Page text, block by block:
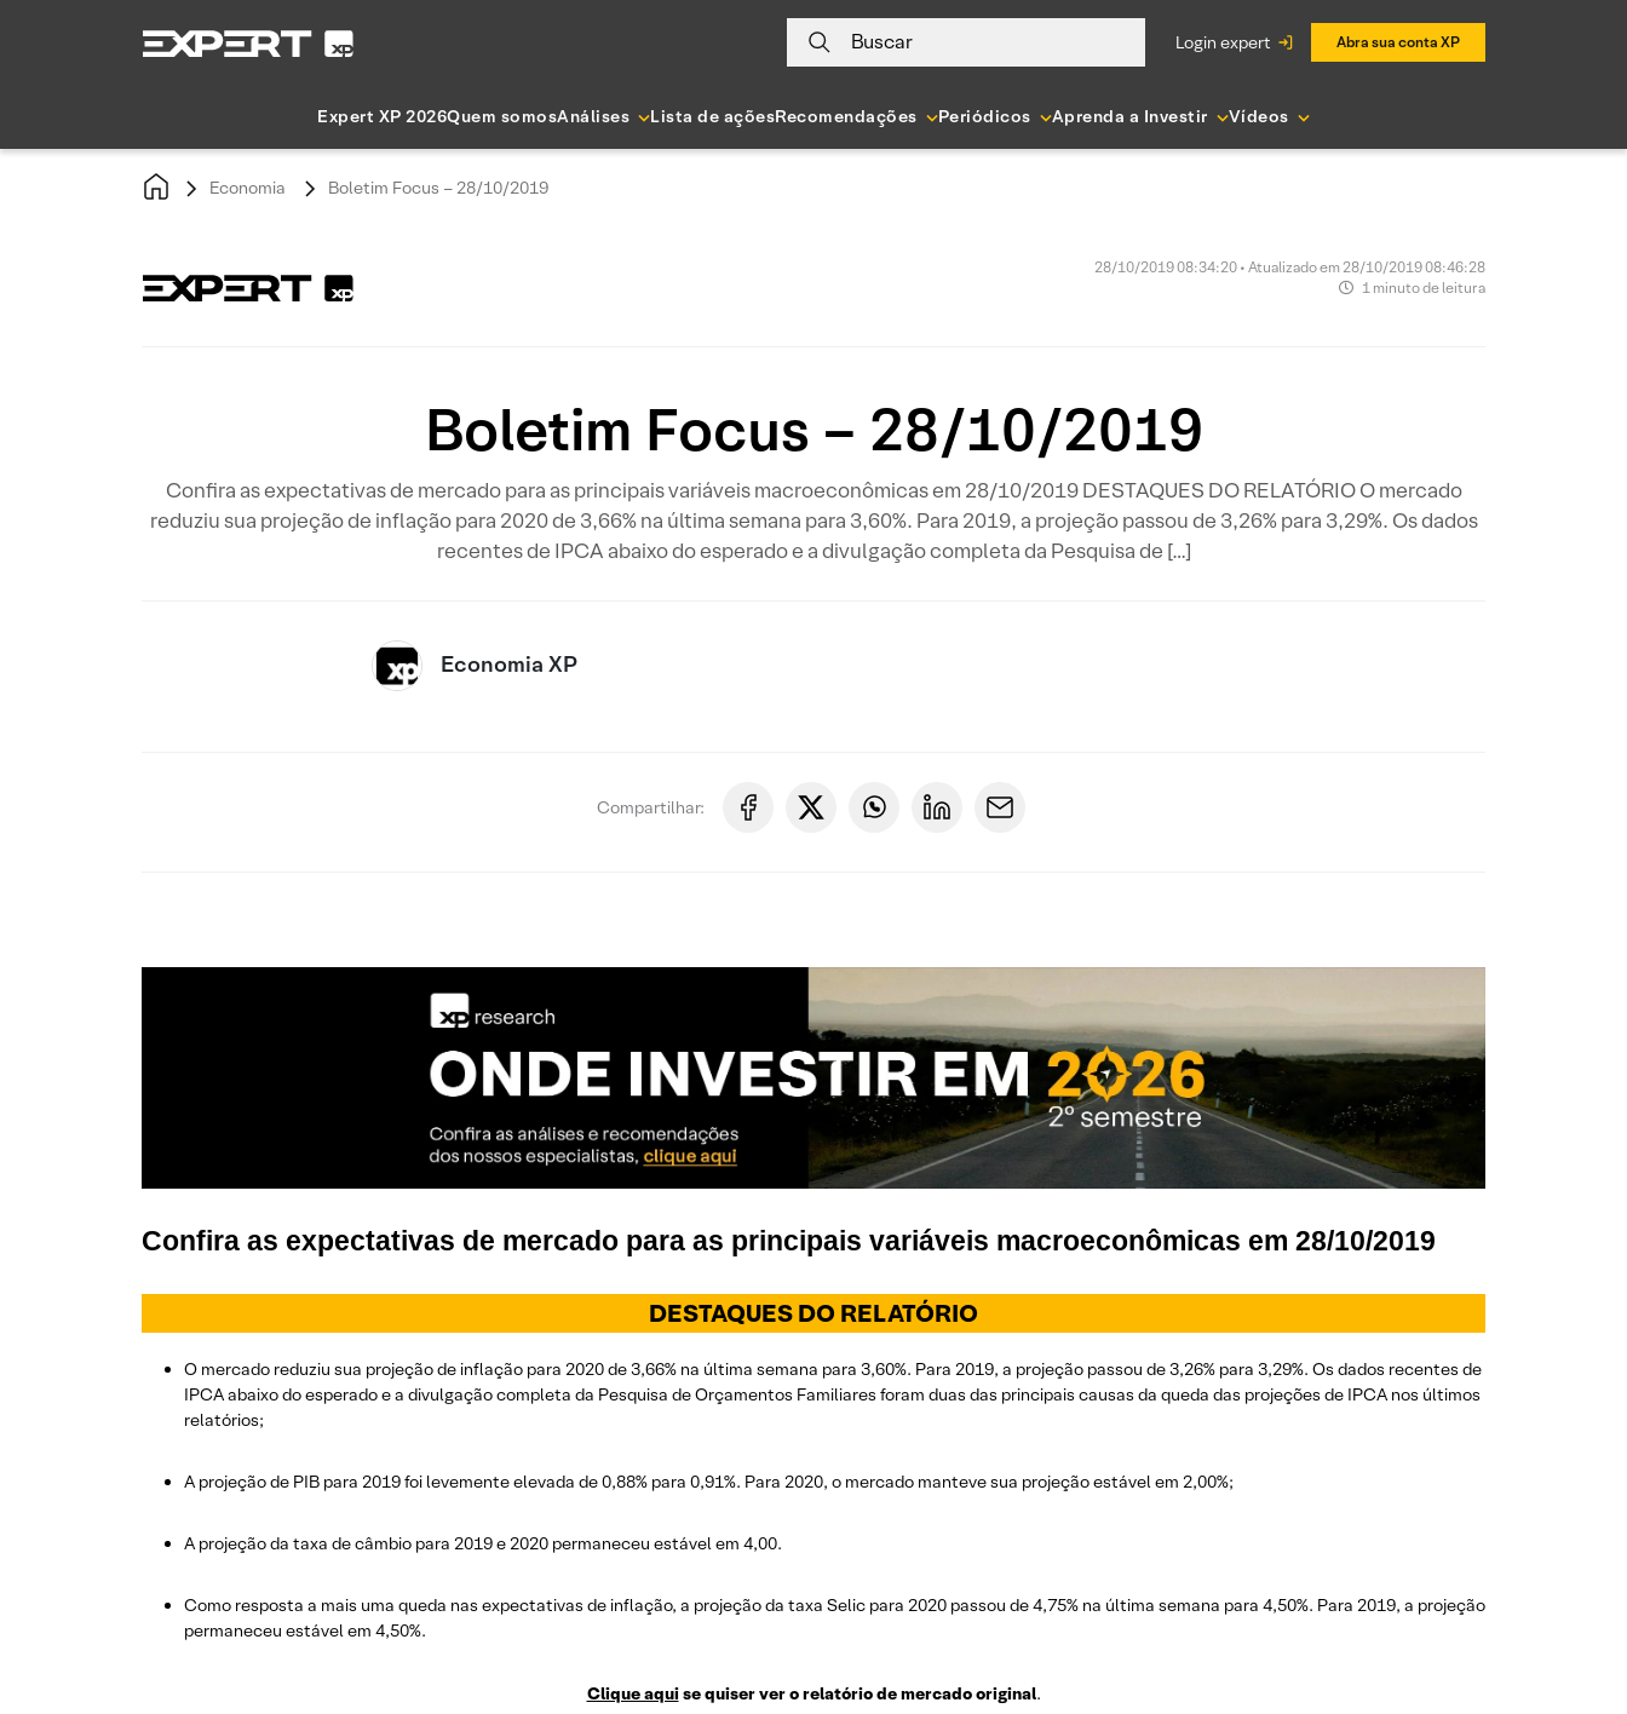
Buscar login expert Abra sua conta XP
Expert XP 2026Quem somosAnálises Lista de açõesRecomendações Periódicos Aprenda a Investir Vídeos
Economia Boletim Focus – 28/10/2019
28/10/2019 08:34:20 • Atualizado em 28/10/2019 08:46:28
1 minuto de leitura
Boletim Focus – 28/10/2019
Confira as expectativas de mercado para as principais variáveis macroeconômicas em 28/10/2019 DESTAQUES DO RELATÓRIO O mercado
reduziu sua projeção de inflação para 2020 de 3,66% na última semana para 3,60%. Para 2019, a projeção passou de 3,26% para 3,29%. Os dados
recentes de IPCA abaixo do esperado e a divulgação completa da Pesquisa de […]
Economia XP
Compartilhar:
Confira as expectativas de mercado para as principais variáveis macroeconômicas em 28/10/2019
DESTAQUES DO RELATÓRIO
O mercado reduziu sua projeção de inflação para 2020 de 3,66% na última semana para 3,60%. Para 2019, a projeção passou de 3,26% para 3,29%. Os dados recentes de
IPCA abaixo do esperado e a divulgação completa da Pesquisa de Orçamentos Familiares foram duas das principais causas da queda das projeções de IPCA nos últimos
relatórios;
A projeção de PIB para 2019 foi levemente elevada de 0,88% para 0,91%. Para 2020, o mercado manteve sua projeção estável em 2,00%;
A projeção da taxa de câmbio para 2019 e 2020 permaneceu estável em 4,00.
Como resposta a mais uma queda nas expectativas de inflação, a projeção da taxa Selic para 2020 passou de 4,75% na última semana para 4,50%. Para 2019, a projeção
permaneceu estável em 4,50%.
Clique aquise quiser ver o relatório de mercado original.